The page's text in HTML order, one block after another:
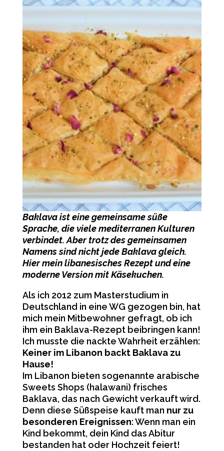
-
Baklava ist eine gemeinsame süße
Sprache, die viele mediterranen Kulturen
verbindet. Aber trotz des gemeinsamen
Namens sind nicht jede Baklava gleich.
Hier mein libanesisches Rezept und eine
moderne Version mit Käsekuchen.
Als ich 2012 zum Masterstudium in
Deutschland in eine WG gezogen bin, hat
mich mein Mitbewohner gefragt, ob ich
ihm ein Baklava-Rezept beibringen kann!
Ich musste die nackte Wahrheit erzählen:
Keiner im Libanon backt Baklava zu
Hause!
Im Libanon bieten sogenannte arabische
Sweets Shops (halawani) frisches
Baklava, das nach Gewicht verkauft wird.
Denn diese Süßspeise kauft man nur zu
besonderen Ereignissen: Wenn man ein
Kind bekommt, dein Kind das Abitur
bestanden hat oder Hochzeit feiert!